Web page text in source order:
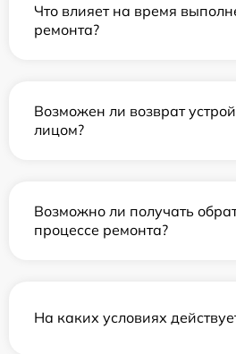
Что влияет на время
ремонта?
Возможен ли возврат
лицом?
Возможно ли получать
процессе ремонта?
На каких условиях